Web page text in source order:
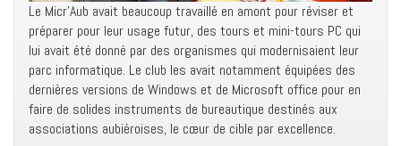
Le Micr’Aub avait beaucoup travaillé en amont pour réviser et
préparer pour leur usage futur, des tours et mini-tours PC qui
lui avait été donné par des organismes qui modernisaient leur
parc informatique. Le club les avait notamment équipées des
dernières versions de Windows et de Microsoft office pour en
faire de solides instruments de bureautique destinés aux
associations aubiéroises, le cœur de cible par excellence.